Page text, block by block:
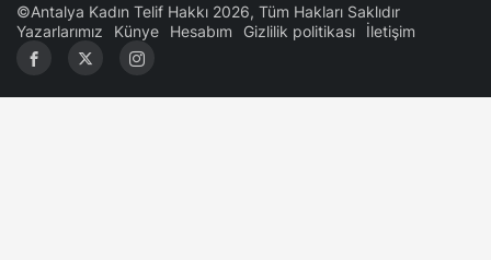
©Antalya Kadın Telif Hakkı 2026, Tüm Hakları Saklıdır
Yazarlarımız
Künye Hesabım Gizlilik politikası İletişim